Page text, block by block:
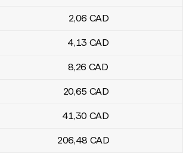
soles peruanos a dólares canadienses
2,06 CAD
4,13 CAD
8,26 CAD
20,65 CAD
41,30 CAD
206,48 CAD